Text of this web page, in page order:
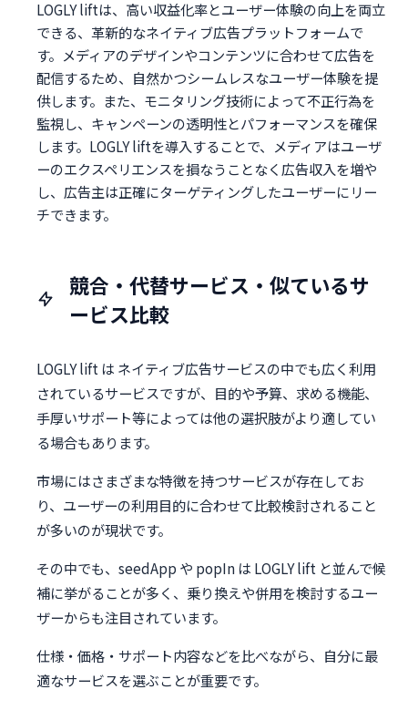
LOGLY liftは、高い収益化率とユーザー体験の向上を両立
できる、革新的なネイティブ広告プラットフォームで
す。メディアのデザインやコンテンツに合わせて広告を
配信するため、自然かつシームレスなユーザー体験を提
供します。また、モニタリング技術によって不正行為を
監視し、キャンペーンの透明性とパフォーマンスを確保
します。LOGLY liftを導入することで、メディアはユーザ
ーのエクスペリエンスを損なうことなく広告収入を増や
し、広告主は正確にターゲティングしたユーザーにリー
チできます。
競合・代替サービス・似ているサ
ービス比較
LOGLY lift は ネイティブ広告サービスの中でも広く利用
されているサービスですが、目的や予算、求める機能、
手厚いサポート等によっては他の選択肢がより適してい
る場合もあります。
市場にはさまざまな特徴を持つサービスが存在してお
り、ユーザーの利用目的に合わせて比較検討されること
が多いのが現状です。
その中でも、seedApp や popIn は LOGLY lift と並んで候
補に挙がることが多く、乗り換えや併用を検討するユー
ザーからも注目されています。
仕様・価格・サポート内容などを比べながら、自分に最
適なサービスを選ぶことが重要です。